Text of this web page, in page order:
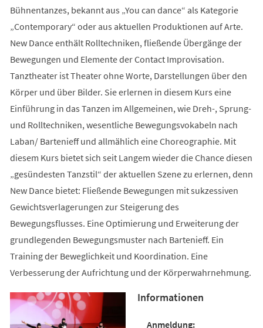
Bühnentanzes, bekannt aus „You can dance“ als Kategorie
„Contemporary“ oder aus aktuellen Produktionen auf Arte.
New Dance enthält Rolltechniken, fließende Übergänge der
Bewegungen und Elemente der Contact Improvisation.
Tanztheater ist Theater ohne Worte, Darstellungen über den
Körper und über Bilder. Sie erlernen in diesem Kurs eine
Einführung in das Tanzen im Allgemeinen, wie Dreh-, Sprung-
und Rolltechniken, wesentliche Bewegungsvokabeln nach
Laban/ Bartenieff und allmählich eine Choreographie. Mit
diesem Kurs bietet sich seit Langem wieder die Chance diesen
„gesündesten Tanzstil“ der aktuellen Szene zu erlernen, denn
New Dance bietet: Fließende Bewegungen mit sukzessiven
Gewichtsverlagerungen zur Steigerung des
Bewegungsflusses. Eine Optimierung und Erweiterung der
grundlegenden Bewegungsmuster nach Bartenieff. Ein
Training der Beweglichkeit und Koordination. Eine
Verbesserung der Aufrichtung und der Körperwahrnehmung.
Informationen